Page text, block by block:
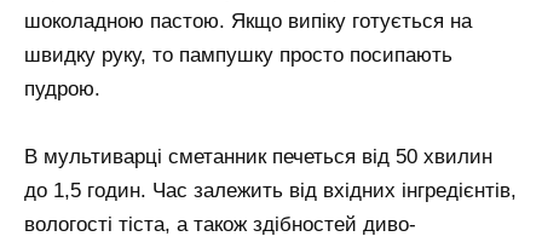
шоколадною пастою. Якщо випіку готується на
швидку руку, то пампушку просто посипають
пудрою.
В мультиварці сметанник печеться від 50 хвилин
до 1,5 годин. Час залежить від вхідних інгредієнтів,
вологості тіста, а також здібностей диво-